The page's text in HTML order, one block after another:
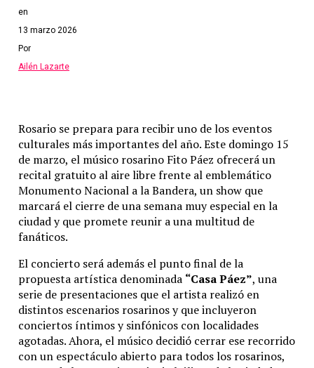
en
13 marzo 2026
Por
Ailén Lazarte
Rosario se prepara para recibiruno delos eventos
culturales másimportantes del año.Este domingo 15
de marzo, el músico rosarino Fito Páez ofreceráun
recital gratuito al airelibrefrente al emblemático
Monumento Nacional a la Bandera, un show que
marcará el cierre deuna semana muyespecial enla
ciudadyque promete reunir auna multitud de
fanáticos.
El concierto será además el puntofinal dela
propuesta artística denominada “CasaPáez”, una
serie de presentaciones que el artista realizó en
distintos escenarios rosarinosyqueincluyeron
conciertos íntimosysinfónicos conlocalidades
agotadas.Ahora, el músico decidió cerrar ese recorrido
conun espectáculo abierto paratodoslos rosarinos,